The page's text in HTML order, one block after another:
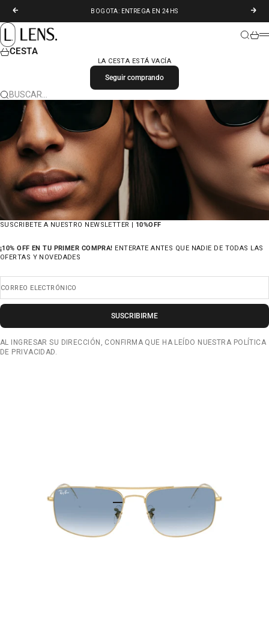
ANTERIOR
BOGOTA: ENTREGA EN 24HS
LENS. COLOMBIA
BUSCAR
CESTA
LA CESTA ESTÁ VACÍA
Seguir comprando
BUSCAR…
SUSCRIBETE A NUESTRO NEWSLETTER | 10%OFF
¡10% OFF EN TU PRIMER COMPRA! ENTERATE ANTES QUE NADIE DE TODAS LAS
OFERTAS Y NOVEDADES
CORREO ELECTRÓNICO
SUSCRIBIRME
AL INGRESAR SU DIRECCIÓN, CONFIRMA QUE HA LEÍDO NUESTRA POLÍTICA
DE PRIVACIDAD.
IR AL ARTÍCULO 1
IR AL ARTÍCULO 2
IR AL ARTÍCULO 3
IR AL ARTÍCULO 4
IR AL ARTÍCULO 5
IR AL ARTÍCULO 6
IR AL ARTÍCULO 7
IR AL ARTÍCULO 8